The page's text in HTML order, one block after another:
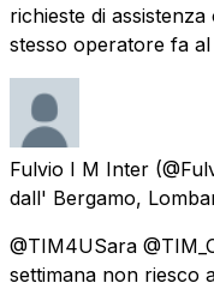
richieste di
stesso operatore fa
Fulvio I M Inter
dall' Bergamo,
@TIM4USara
settimana non riesco